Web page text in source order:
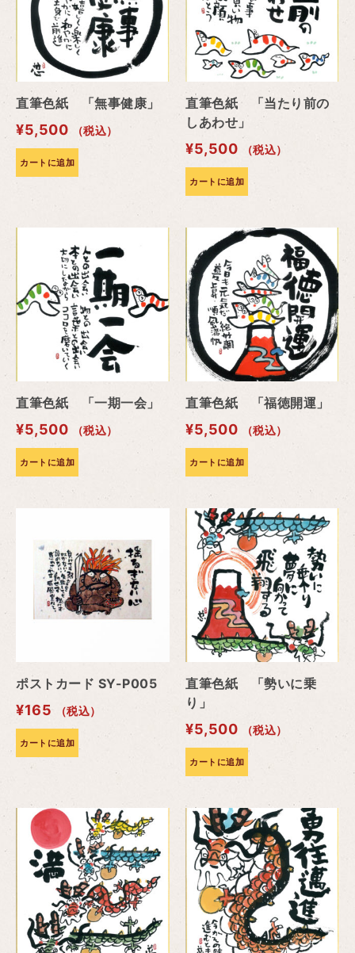
直筆色紙 「無事健康」
¥5,500 （税込）
カートに追加
直筆色紙 「当たり前の
しあわせ」
¥5,500 （税込）
カートに追加
直筆色紙 「一期一会」
¥5,500 （税込）
カートに追加
直筆色紙 「福徳開運」
¥5,500 （税込）
カートに追加
ポストカード SY-P005
¥165 （税込）
カートに追加
直筆色紙 「勢いに乗
り」
¥5,500 （税込）
カートに追加